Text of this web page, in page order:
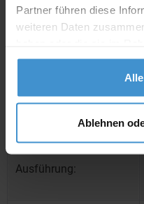
Partner führen diese
weiteren Daten
gesammelt haben.
Ablehnen
Muster
Ausführung: